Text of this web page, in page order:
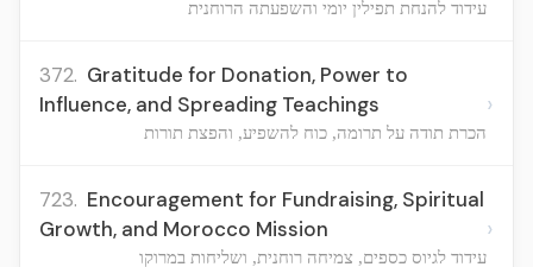
עידוד להנחת תפילין יומי והשפעתה הרוחנית
372. Gratitude for Donation, Power to
Influence, and Spreading Teachings
הכרת תודה על תרומה, כוח להשפיע, והפצת תורות
›
723. Encouragement for Fundraising, Spiritual
Growth, and Morocco Mission
עידוד לגיוס כספים, צמיחה רוחנית, ושליחות במרוקו
›